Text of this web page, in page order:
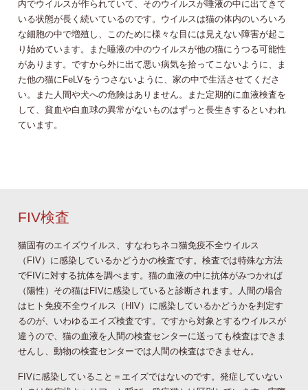
内でウイルスが作られていて、そのウイルスが唾液の中に出てきて
いる状態が長く続いているのです。ウイルスは猫の体内のいろいろ
な細胞の中で増殖し、このために様々な目には見えない障害が起こ
り始めています。また唾液の中のウイルスが他の猫にうつる可能性
があります。ですから外に出て悪い病気を拾ってこないように、ま
た他の猫にFeLVをうつさないように、家の中で生活させてくださ
い。また人間や犬への危険はありません。また定期的に血液検査を
して、貧血や白血球の異常がないものはずっと長生きするといわれ
ています。
FIV検査
猫固有のエイズウイルス、すなわちネコ猫免疫不全ウイルス
（FIV）に感染しているかどうかの検査です。検査では特殊な方法
でFIVに対する抗体を調べます。猫の血液の中に抗体がみつかれば
（陽性）その猫はFIVに感染していると診断されます。人間の場合
はヒト免疫不全ウイルス（HIV）に感染しているかどうかを判定す
るのが、いわゆるエイズ検査です。ですから対象とするウイルスが
違うので、猫の血液を人間の検査センターに送っても検査はできま
せんし、動物の検査センターでは人間の検査はできません。
FIVに感染していること＝エイズではないのです。発症していない